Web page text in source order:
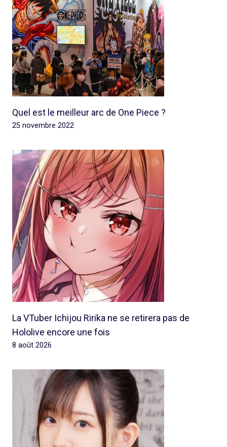
Quel est le meilleur arc de One Piece ?
25 novembre 2022
La VTuber Ichijou Ririka ne se retirera pas de
Hololive encore une fois
8 août 2026